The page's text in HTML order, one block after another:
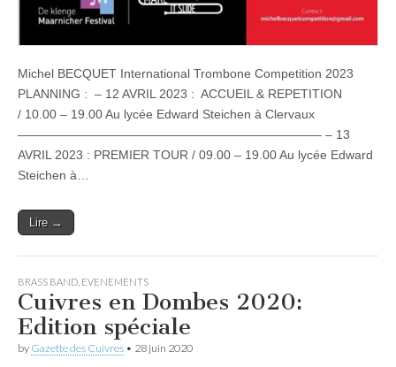
Michel BECQUET International Trombone Competition 2023
PLANNING : – 12 AVRIL 2023 : ACCUEIL & REPETITION
/ 10.00 – 19.00 Au lycée Edward Steichen à Clervaux
————————————————————————– – 13
AVRIL 2023 : PREMIER TOUR / 09.00 – 19.00 Au lycée Edward
Steichen à…
Lire →
BRASS BAND EVENEMENTS
Cuivres en Dombes 2020:
Edition spéciale
by Gazette des Cuivres • 28 juin 2020